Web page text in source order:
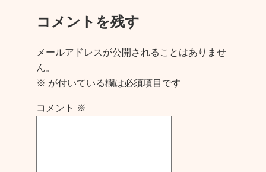
コメントを残す
メールアドレスが公開されることはありませ
ん。
※ が付いている欄は必須項目です
コメント ※